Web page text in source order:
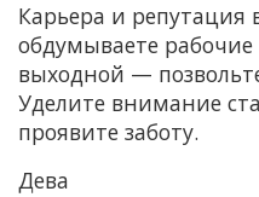
Карьера и репутация
обдумываете
выходной —
Уделите внимание
проявите заботу.
Дева